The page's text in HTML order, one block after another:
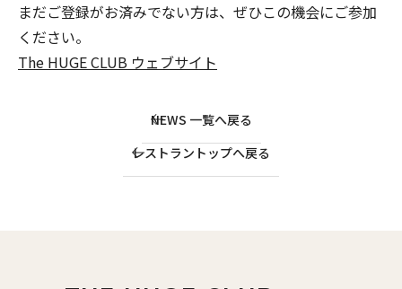
まだご登録がお済みでない方は、ぜひこの機会にご参加
ください。
The HUGE CLUB ウェブサイト
NEWS 一覧へ戻る
レストラントップへ戻る